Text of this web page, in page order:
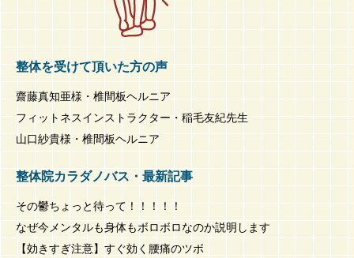
整体を受けて頂いた方の声
齋藤真知亜様・椎間板ヘルニア
フィットネスインストラクター・稲毛友紀先生
山口紗貴様・椎間板ヘルニア
整体院カラダノバス・最新記事
その鬱ちょっと待って！！！！！
なぜ今メンタルも身体もボロボロなのか説明します
【効きすぎ注意】すぐ効く腰痛のツボ